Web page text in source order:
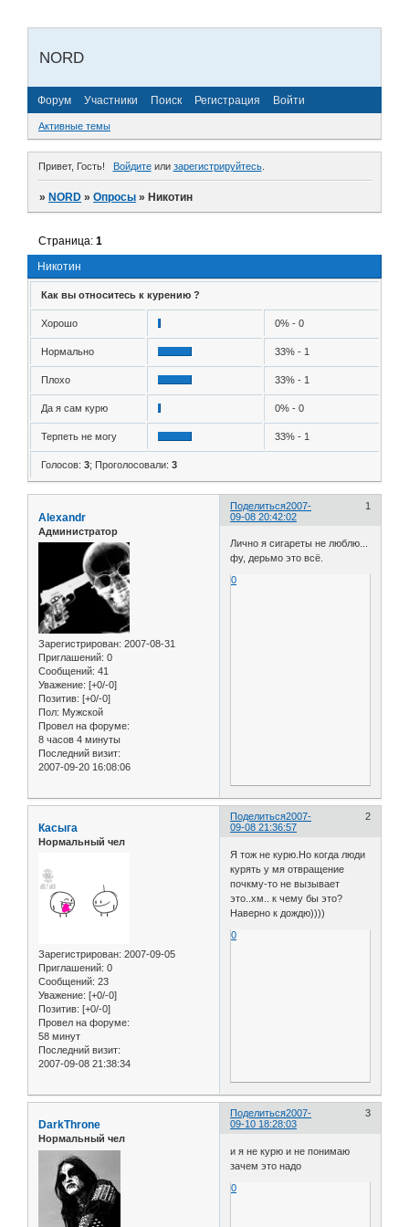
NORD
Форум Участники Поиск Регистрация Войти
Активные темы
Привет, Гость! Войдитеили зарегистрируйтесь.
»NORD »Опросы »Никотин
Никотин
Страница:1
Как вы относитесь к курению ?
Хорошо 0% - 0
Нормально 33% - 1
Плохо 33% - 1
Да я сам курю 0% - 0
Терпеть не могу 33% - 1
Голосов: 3; Проголосовали: 3
Поделиться 1
2007-
09-08 20:42:02
Alexandr
Администратор
Зарегистрирован: 2007-08-31
Приглашений: 0
Сообщений: 41
Уважение: [+0/-0]
Позитив: [+0/-0]
Пол: Мужской
Провел на форуме:
8 часов 4 минуты
Последний визит:
2007-09-20 16:08:06
Лично я сигареты не люблю...
фу, дерьмо это всё.
0
Поделиться 2
2007-
09-08 21:36:57
Касыга
Нормальный чел
Зарегистрирован: 2007-09-05
Приглашений: 0
Сообщений: 23
Уважение: [+0/-0]
Позитив: [+0/-0]
Провел на форуме:
58 минут
Последний визит:
2007-09-08 21:38:34
Я тож не курю.Но когда люди
курять у мя отвращение
почкму-то не вызывает
это..хм.. к чему бы это?
Наверно к дождю))))
0
Поделиться 3
2007-
09-10 18:28:03
DarkThrone
Нормальный чел
и я не курю и не понимаю
зачем это надо
0